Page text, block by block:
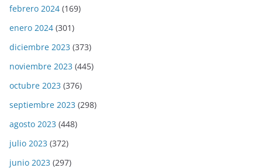
febrero 2024 (169)
enero 2024 (301)
diciembre 2023 (373)
noviembre 2023 (445)
octubre 2023 (376)
septiembre 2023 (298)
agosto 2023 (448)
julio 2023 (372)
junio 2023 (297)